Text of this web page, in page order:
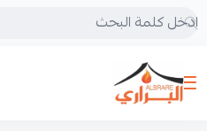
البراري للرحلات